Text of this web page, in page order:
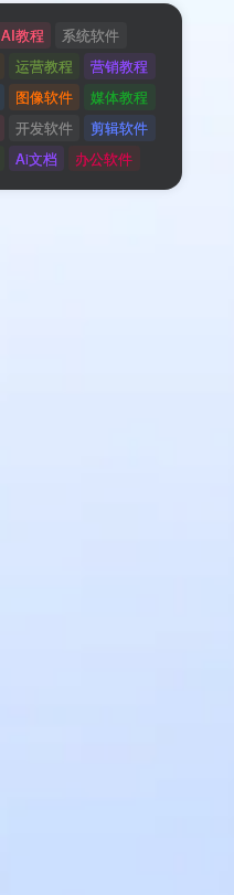
AI教程
系统软件
运营教程
营销教程
图像软件
媒体教程
开发软件
剪辑软件
Ai文档 办公软件